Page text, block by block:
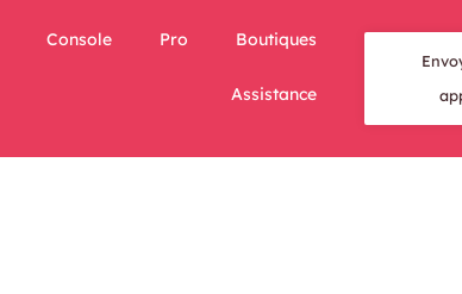
Console Pro Boutiques
Assistance